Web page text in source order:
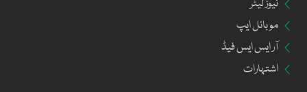
نیوز لیٹر
موبائل ایپ
آر ایس ایس فیڈ
اشتہارات